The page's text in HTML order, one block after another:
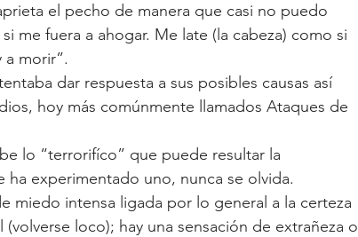
el pecho de manera que casi no puedo
me fuera a ahogar. Me late (la cabeza) como si
a morir”.
dar respuesta a sus posibles causas así
hoy más comúnmente llamados Ataques de
lo “terrorifíco” que puede resultar la
ha experimentado uno, nunca se olvida.
miedo intensa ligada por lo general a la certeza
loco); hay una sensación de extrañeza o